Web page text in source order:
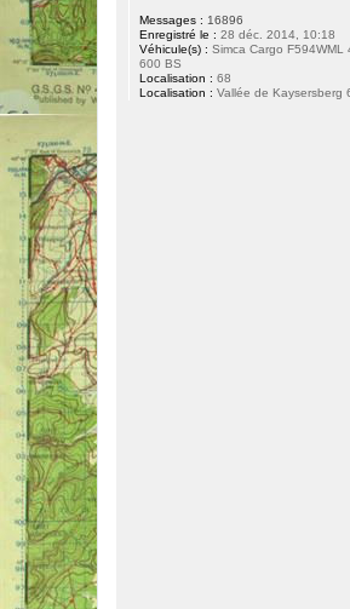
Messages : 16896
Enregistré le : 28 déc. 2014, 10:18
Véhicule(s) : Simca Cargo F594WML
600 BS
Localisation : 68
Localisation : Vallée de Kaysersberg